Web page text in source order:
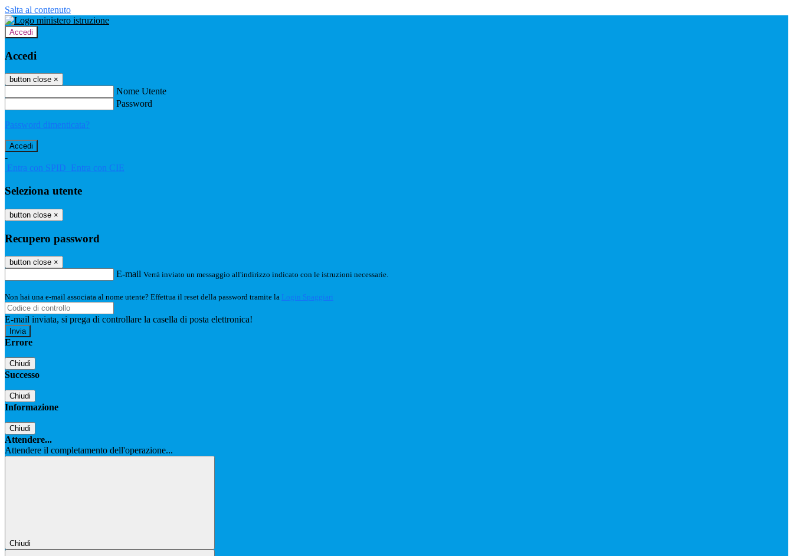
Salta al contenuto
Accedi
Accedi
button close ×
Nome Utente
Password
Password dimenticata?
-
Entra con SPID Entra con CIE
Seleziona utente
button close ×
Recupero password
button close ×
E-mail Verrà inviato un messaggio all'indirizzo indicato con le istruzioni necessarie.
Non hai una e-mail associata al nome utente? Effettua il reset della password tramite la Login Spaggiari
E-mail inviata, si prega di controllare la casella di posta elettronica!
Errore
Chiudi
Successo
Chiudi
Informazione
Chiudi
Attendere...
Attendere il completamento dell'operazione...
Chiudi